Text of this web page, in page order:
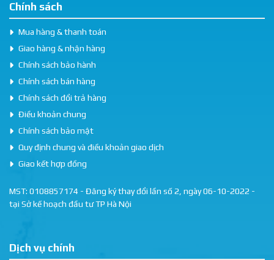
Chính sách
Mua hàng & thanh toán
Giao hàng & nhận hàng
Chính sách bảo hành
Chính sách bán hàng
Chính sách đổi trả hàng
Điều khoản chung
Chính sách bảo mật
Quy định chung và điều khoản giao dịch
Giao kết hợp đồng
MST: 0108857174 - Đăng ký thay đổi lần số 2, ngày 06-10-2022 -
tại Sở kế hoạch đầu tư TP Hà Nội
Dịch vụ chính